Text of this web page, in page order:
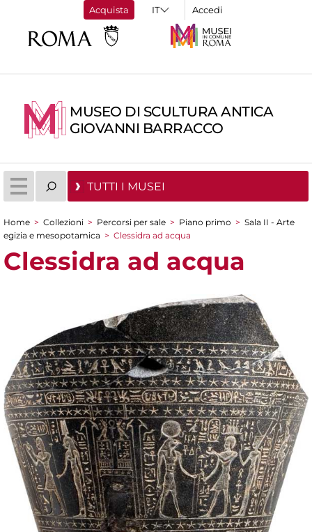
Acquista Accedi
MUSEO DI SCULTURA ANTICA
GIOVANNI BARRACCO
TUTTI I MUSEI
Tu sei qui
Home > Collezioni > Percorsi per sale > Piano primo > Sala II - Arte
egizia e mesopotamica > Clessidra ad acqua
Clessidra ad acqua